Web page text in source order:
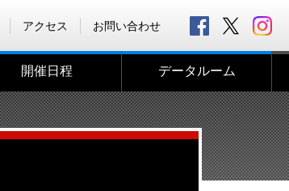
アクセス お問い合わせ
開催日程 データルーム